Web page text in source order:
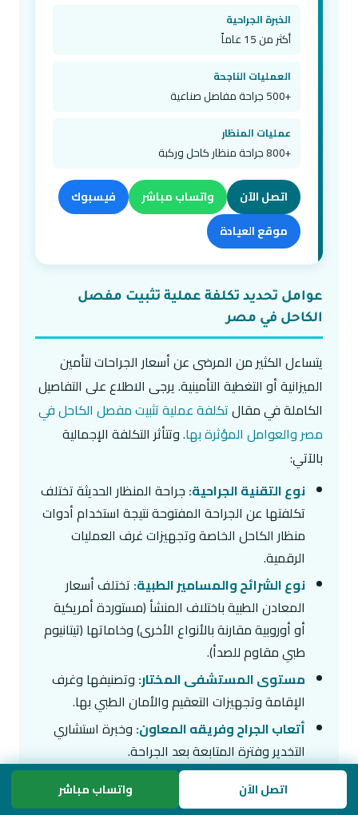
الخبرة الجراحية
أكثر من 15 عاماً
العمليات الناجحة
+500 جراحة مفاصل صناعية
عمليات المنظار
+800 جراحة منظار كاحل وركبة
اتصل الآن واتساب مباشر
فيسبوك
موقع العيادة
عوامل تحديد تكلفة عملية تثبيت مفصل
الكاحل في مصر
يتساءل الكثير من المرضى عن أسعار الجراحات لتأمين
الميزانية أو التغطية التأمينية. يرجى الاطلاع على التفاصيل
الكاملة في مقالتكلفة عملية تثبيت مفصل الكاحل في
مصر والعوامل المؤثرة بها. وتتأثر التكلفة الإجمالية
بالآتي:
نوع التقنية الجراحية: جراحة المنظار الحديثة تختلف
تكلفتها عن الجراحة المفتوحة نتيجة استخدام أدوات
منظار الكاحل الخاصة وتجهيزات غرف العمليات
الرقمية.
نوع الشرائح والمسامير الطبية: تختلف أسعار
المعادن الطبية باختلاف المنشأ (مستوردة أمريكية
أو أوروبية مقارنة بالأنواع الأخرى) وخاماتها (تيتانيوم
طبي مقاوم للصدأ).
مستوى المستشفى المختار: وتصنيفها وغرف
الإقامة وتجهيزات التعقيم والأمان الطبي بها.
أتعاب الجراح وفريقه المعاون: وخبرة استشاري
التخدير وفترة المتابعة بعد الجراحة.
لماذا تختار عيادة أ.د. عمرو ناجي لإجراء
الجراحة؟
اتصل الآن واتساب مباشر